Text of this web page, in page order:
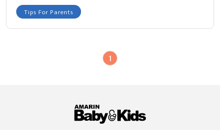
Tips For Parents
1